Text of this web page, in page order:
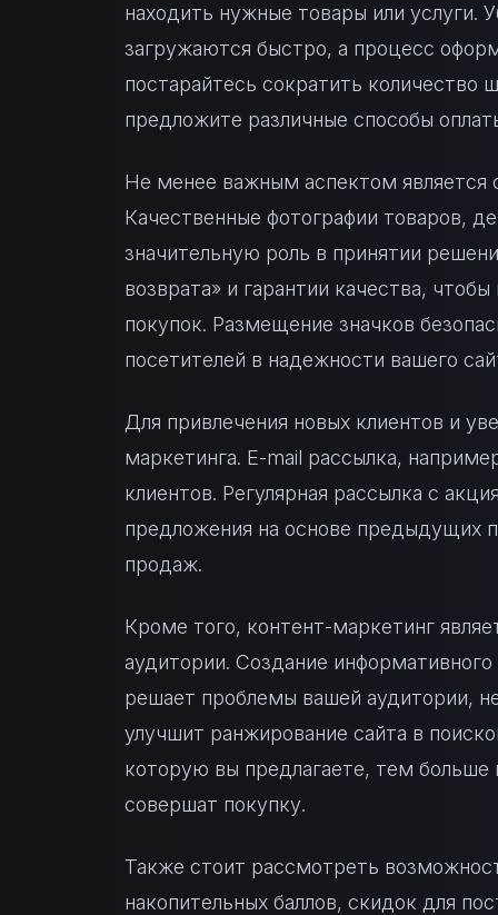
находить нужные товары или услуги.
загружаются быстро, а процесс
постарайтесь сократить количество
предложите различные способы
Не менее важным аспектом является
Качественные фотографии товаров,
значительную роль в принятии
возврата» и гарантии качества,
покупок. Размещение значков
посетителей в надежности вашего
Для привлечения новых клиентов и
маркетинга. E-mail рассылка,
клиентов. Регулярная рассылка с
предложения на основе предыдущих
продаж.
Кроме того, контент-маркетинг
аудитории. Создание
решает проблемы вашей аудитории,
улучшит ранжирование сайта в
которую вы предлагаете, тем больше
совершат покупку.
Также стоит рассмотреть
накопительных баллов, скидок для